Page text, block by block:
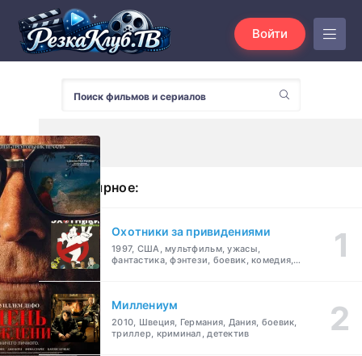
Войти
Популярное:
Охотники за привидениями
1997, США, мультфильм, ужасы,
фантастика, фэнтези, боевик, комедия,
Миллениум
2010, Швеция, Германия, Дания, боевик,
триллер, криминал, детектив